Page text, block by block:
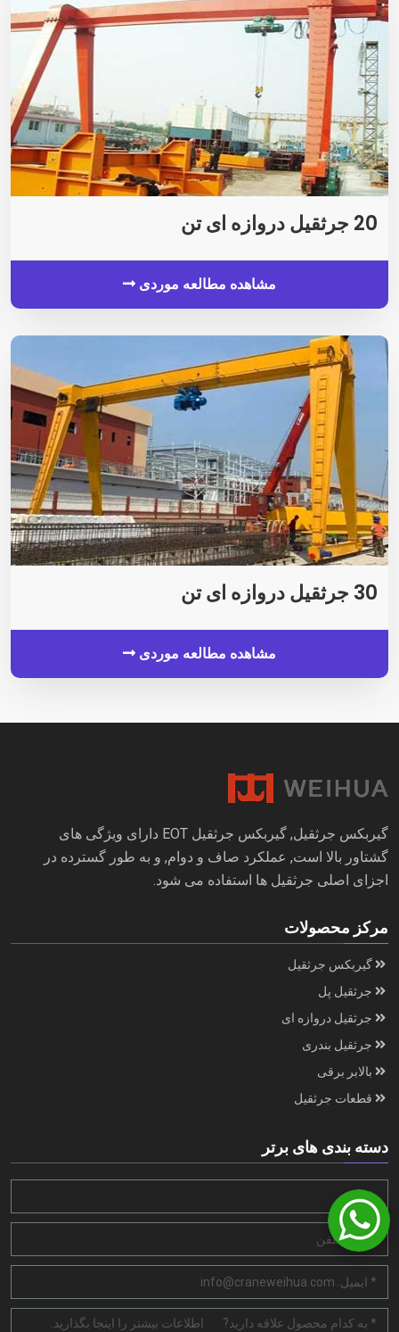
20 جرثقیل دروازه ای تن
مشاهده مطالعه موردی
30 جرثقیل دروازه ای تن
مشاهده مطالعه موردی
گیربکس جرثقیل, گیربکس جرثقیل EOT دارای ویژگی های
گشتاور بالا است, عملکرد صاف و دوام, و به طور گسترده در
اجزای اصلی جرثقیل ها استفاده می شود.
مرکز محصولات
گیربکس جرثقیل
جرثقیل پل
جرثقیل دروازه ای
جرثقیل بندری
بالابر برقی
قطعات جرثقیل
دسته بندی های برتر